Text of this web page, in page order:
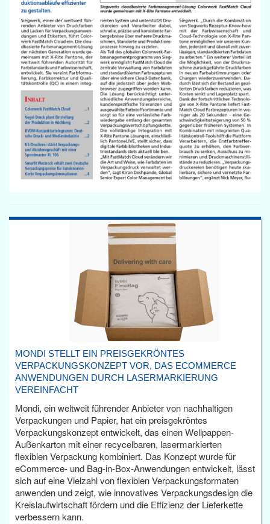
MONDI STELLT EIN PREISGEKRÖNTES
VERPACKUNGSKONZEPT VOR, DAS ECOMMERCE
ANWENDUNGEN DURCH LASERMARKIERUNG
VEREINFACHT
Mondi, ein weltweit führender Anbieter von nachhaltigen
Verpackungen und Papier, hat ein preisgekröntes
Verpackungskonzept entwickelt, das einen Wellpappen-
Außenkarton mit einer recycelbaren, lasermarkierten
flexiblen Verpackung kombiniert. Das Konzept wurde für
eCommerce- und Bag-in-Box-Anwendungen entwickelt, lässt
sich auf eine Vielzahl von flexiblen Verpackungsformaten
anwenden und zeigt, wie innovatives Verpackungsdesign die
Kreislaufwirtschaft fördern und die Effizienz der Lieferkette
verbessern kann.